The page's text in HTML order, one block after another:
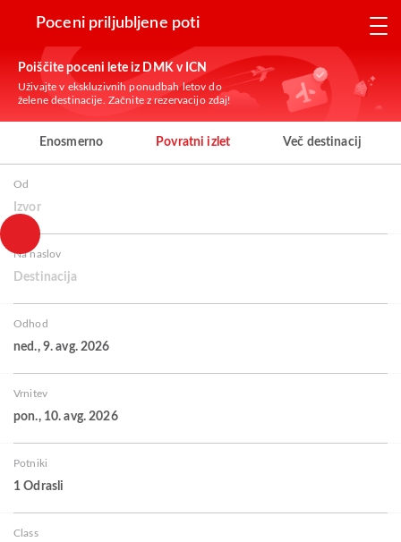
Poceni priljubljene poti
Poiščite poceni lete iz DMK v ICN
Uživajte v ekskluzivnih ponudbah letov do
želene destinacije. Začnite z rezervacijo zdaj!
Enosmerno Povratni izlet Več destinacij
Od
Izvor
Na naslov
Destinacija
Odhod
ned., 9. avg. 2026
Vrnitev
pon., 10. avg. 2026
Potniki
1 Odrasli
Class